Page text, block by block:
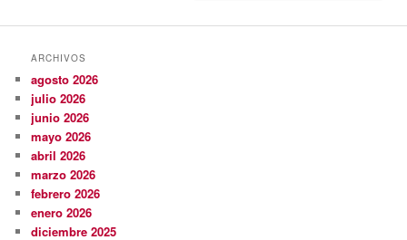
ARCHIVOS
agosto 2026
julio 2026
junio 2026
mayo 2026
abril 2026
marzo 2026
febrero 2026
enero 2026
diciembre 2025